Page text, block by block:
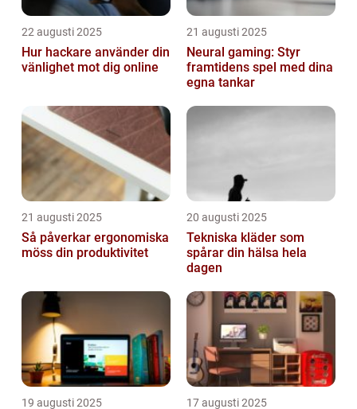
22 augusti 2025
Hur hackare använder din
vänlighet mot dig online
21 augusti 2025
Neural gaming: Styr
framtidens spel med dina
egna tankar
21 augusti 2025
Så påverkar ergonomiska
möss din produktivitet
20 augusti 2025
Tekniska kläder som
spårar din hälsa hela
dagen
19 augusti 2025 17 augusti 2025